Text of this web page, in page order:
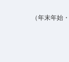
（年末年始